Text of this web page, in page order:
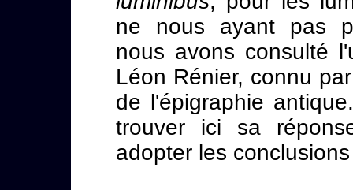
ne nous ayant pas
nous avons consulté
Léon Rénier, connu
de l'épigraphie
trouver ici sa
adopter les